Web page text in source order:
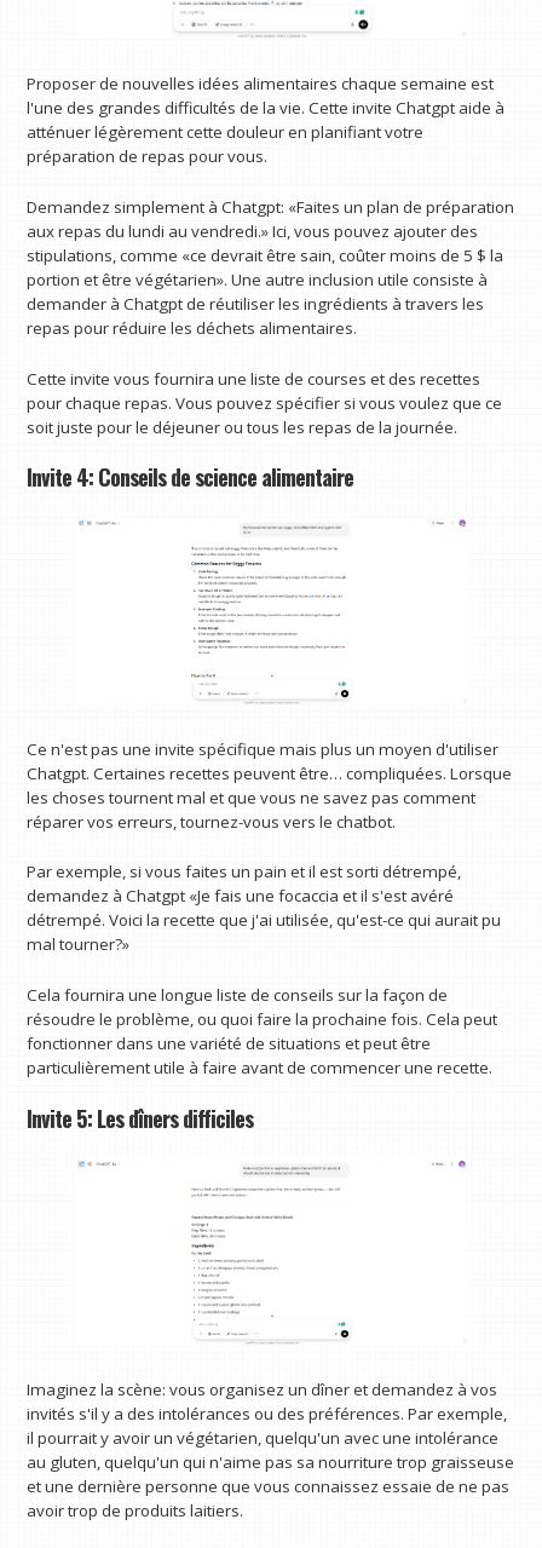
Proposer de nouvelles idées alimentaires chaque semaine est
l'une des grandes difficultés de la vie. Cette invite Chatgpt aide à
atténuer légèrement cette douleur en planifiant votre
préparation de repas pour vous.
Demandez simplement à Chatgpt: «Faites un plan de préparation
aux repas du lundi au vendredi.» Ici, vous pouvez ajouter des
stipulations, comme «ce devrait être sain, coûter moins de 5 $ la
portion et être végétarien». Une autre inclusion utile consiste à
demander à Chatgpt de réutiliser les ingrédients à travers les
repas pour réduire les déchets alimentaires.
Cette invite vous fournira une liste de courses et des recettes
pour chaque repas. Vous pouvez spécifier si vous voulez que ce
soit juste pour le déjeuner ou tous les repas de la journée.
Invite 4: Conseils de science alimentaire
Ce n'est pas une invite spécifique mais plus un moyen d'utiliser
Chatgpt. Certaines recettes peuvent être… compliquées. Lorsque
les choses tournent mal et que vous ne savez pas comment
réparer vos erreurs, tournez-vous vers le chatbot.
Par exemple, si vous faites un pain et il est sorti détrempé,
demandez à Chatgpt «Je fais une focaccia et il s'est avéré
détrempé. Voici la recette que j'ai utilisée, qu'est-ce qui aurait pu
mal tourner?»
Cela fournira une longue liste de conseils sur la façon de
résoudre le problème, ou quoi faire la prochaine fois. Cela peut
fonctionner dans une variété de situations et peut être
particulièrement utile à faire avant de commencer une recette.
Invite 5: Les dîners difficiles
Imaginez la scène: vous organisez un dîner et demandez à vos
invités s'il y a des intolérances ou des préférences. Par exemple,
il pourrait y avoir un végétarien, quelqu'un avec une intolérance
au gluten, quelqu'un qui n'aime pas sa nourriture trop graisseuse
et une dernière personne que vous connaissez essaie de ne pas
avoir trop de produits laitiers.